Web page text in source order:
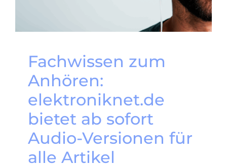
Fachwissen zum
Anhören:
elektroniknet.de
bietet ab sofort
Audio-Versionen für
alle Artikel